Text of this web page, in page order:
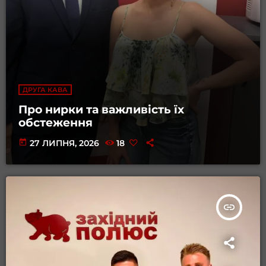
ДРУГА КАВА
Про нирки та важливість їх
обстеження
today 27 ЛИПНЯ, 2026 18
insert_link